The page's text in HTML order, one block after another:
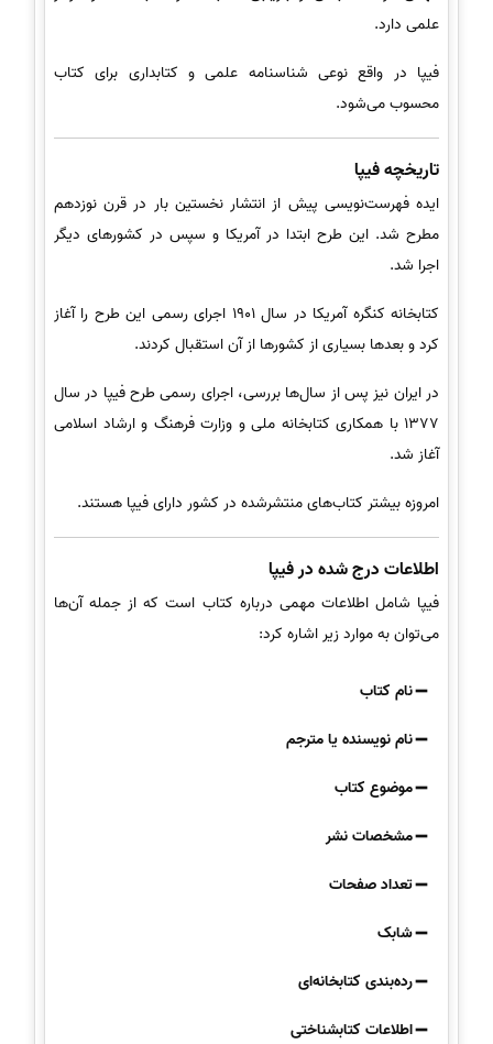
علمی دارد.
فیپا در واقع نوعی شناسنامه علمی و کتابداری برای کتاب
محسوب می‌شود.
تاریخچه فیپا
ایده فهرست‌نویسی پیش از انتشار نخستین بار در قرن نوزدهم
مطرح شد. این طرح ابتدا در آمریکا و سپس در کشورهای دیگر
اجرا شد.
کتابخانه کنگره آمریکا در سال 1901 اجرای رسمی این طرح را آغاز
کرد و بعدها بسیاری از کشورها از آن استقبال کردند.
در ایران نیز پس از سال‌ها بررسی، اجرای رسمی طرح فیپا در سال
1377 با همکاری کتابخانه ملی و وزارت فرهنگ و ارشاد اسلامی
آغاز شد.
امروزه بیشتر کتاب‌های منتشرشده در کشور دارای فیپا هستند.
اطلاعات درج شده در فیپا
فیپا شامل اطلاعات مهمی درباره کتاب است که از جمله آن‌ها
می‌توان به موارد زیر اشاره کرد:
نام کتاب
نام نویسنده یا مترجم
موضوع کتاب
مشخصات نشر
تعداد صفحات
شابک
رده‌بندی کتابخانه‌ای
اطلاعات کتابشناختی